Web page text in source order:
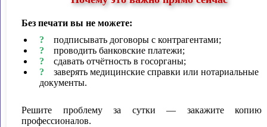
Без печати вы не можете:
подписывать договоры с контрагентами;
проводить банковские платежи;
сдавать отчётность в госорганы;
заверять медицинские справки или нотариальные
документы.
Решите проблему за сутки — закажите
профессионалов.